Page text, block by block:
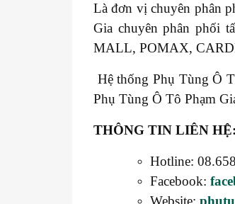
Là đơn vị chuyên phân
Gia chuyên phân phối
MALL, POMAX,
Hệ thống Phụ Tùng Ô
Phụ Tùng Ô Tô Phạm
THÔNG TIN LIÊN HỆ:
Hotline:
Facebook:
Website: